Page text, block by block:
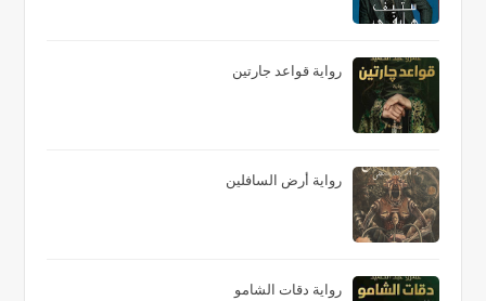
رواية قواعد جارتين
رواية أرض السافلين
رواية دقات الشامو